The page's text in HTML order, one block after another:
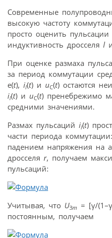
Современные
высокую частоту
просто оценить пульсации
индуктивность дросселя l
При оценке размаха
за период коммутации
e(t), il(t) и uC(t) остаются
il(t) и uC(t) пренебрежимо
средними значениями.
Размах пульсаций il(t)
части периода
падением напряжения на
дросселя r, получаем
пульсаций:
Учитывая, что UЗm = [γ/
постоянным, получаем